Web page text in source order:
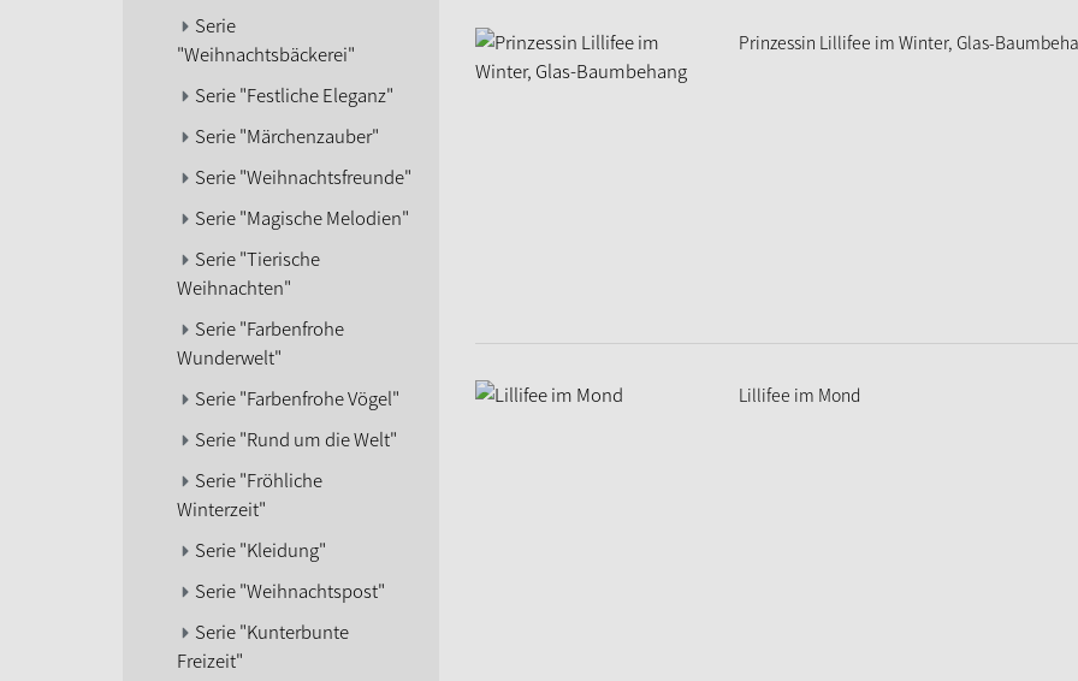
Serie
"Weihnachtsbäckerei"
Serie "Festliche Eleganz"
Serie "Märchenzauber"
Serie "Weihnachtsfreunde"
Serie "Magische Melodien"
Serie "Tierische
Weihnachten"
Serie "Farbenfrohe
Wunderwelt"
Serie "Farbenfrohe Vögel"
Serie "Rund um die Welt"
Serie "Fröhliche
Winterzeit"
Serie "Kleidung"
Serie "Weihnachtspost"
Serie "Kunterbunte
Freizeit"
Prinzessin Lillifee im Winter, Glas-
Lillifee im Mond